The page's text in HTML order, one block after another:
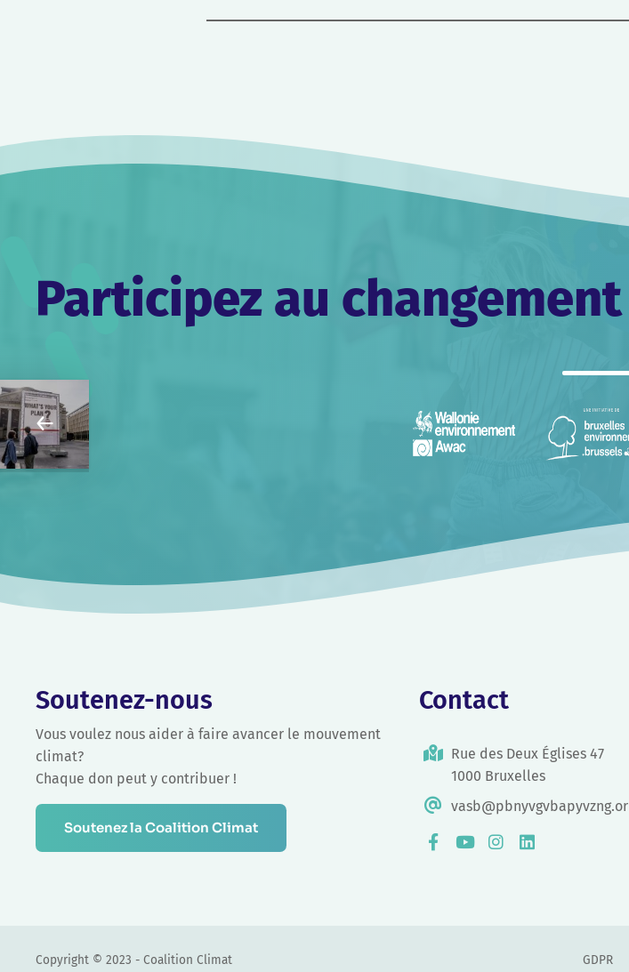
l’article
Participez au changement
Soutenez-nous
Vous voulez nous aider à faire avancer le mouvement
climat?
Chaque don peut y contribuer !
Soutenez la Coalition Climat
Contact
Rue des Deux Églises 47
1000 Bruxelles
vasb@pbnyvgvbapyvzng.or
Copyright © 2023 - Coalition Climat GDPR